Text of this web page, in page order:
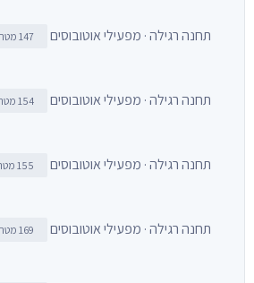
תחנה רגילה · מפעילי אוטובוסים 147 מטר
תחנה רגילה · מפעילי אוטובוסים 154 מטר
תחנה רגילה · מפעילי אוטובוסים 155 מטר
תחנה רגילה · מפעילי אוטובוסים 169 מטר